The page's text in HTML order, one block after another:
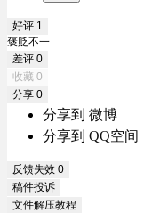
好评 1
褒贬不一
差评 0
收藏 0
分享 0
分享到 微博
分享到 QQ空间
反馈失效 0
稿件投诉
文件解压教程